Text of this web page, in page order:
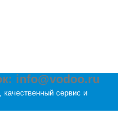
info@vodoo.ru
сервис и